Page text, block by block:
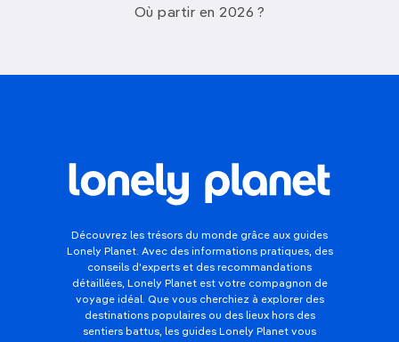
Où partir en 2026 ?
Découvrez les trésors du monde grâce aux guides
Lonely Planet. Avec des informations pratiques, des
conseils d'experts et des recommandations
détaillées, Lonely Planet est votre compagnon de
voyage idéal. Que vous cherchiez à explorer des
destinations populaires ou des lieux hors des
sentiers battus, les guides Lonely Planet vous